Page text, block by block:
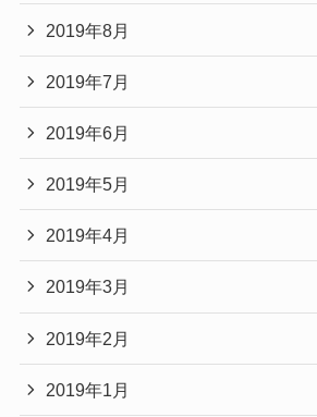
2019年8月
2019年7月
2019年6月
2019年5月
2019年4月
2019年3月
2019年2月
2019年1月